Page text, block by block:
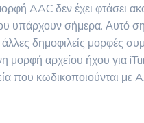
AAC δεν έχει φτάσει
σήμερα. Αυτό
δημοφιλείς μορφές
μορφή αρχείου ήχου για
κωδικοποιούνται με